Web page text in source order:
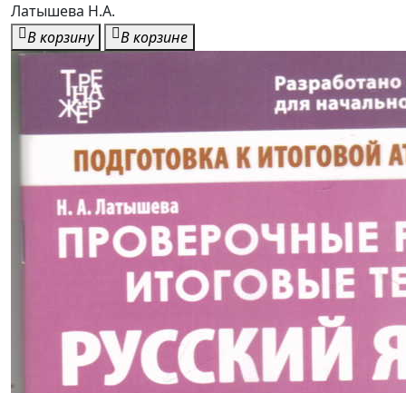
Латышева Н.А.
В корзину
В корзине